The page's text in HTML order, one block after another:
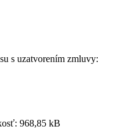
s uzatvorením zmluvy:
968,85 kB